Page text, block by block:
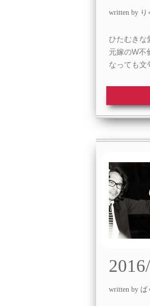
written by り
ひたむきな
元嫁のW不
なっても
written by ば